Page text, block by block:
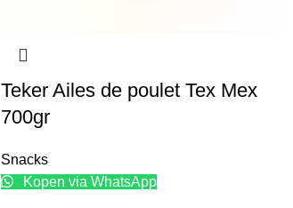
Teker Ailes de poulet Tex Mex
700gr
Snacks
Kopen via WhatsApp